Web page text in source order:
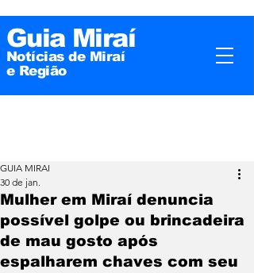
Guia Miraí
Notícias de Miraí
e Região
Mulher em Miraí denuncia
possível golpe ou brincadeira
de mau gosto após
espalharem chaves com seu
GUIA MIRAI
30 de jan.